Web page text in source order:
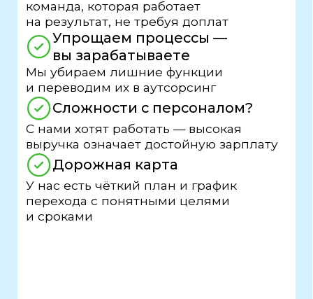
— собственный учебный центр
2
Пошаговый план
— готовые локации с аналитикой
— бренд- бук
— дизайн-проект
— ремонт
— проверенные поставщики
и подрядчики
— помощь в подборе персонала
— оборудование и оснащение
кофейни
— маркетинговая поддержка
— сопровождение на всех этапах